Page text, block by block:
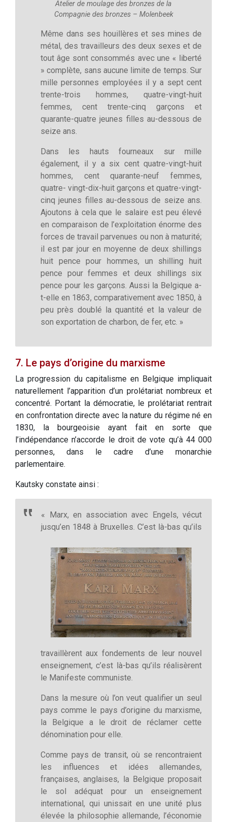
Atelier de moulage des bronzes de la
Compagnie des bronzes – Molenbeek
Même dans ses houillères et ses mines de
métal, des travailleurs des deux sexes et de
tout âge sont consommés avec une « liberté
» complète, sans aucune limite de temps. Sur
mille personnes employées il y a sept cent
trente-trois hommes, quatre-vingt-huit
femmes, cent trente-cinq garçons et
quarante-quatre jeunes filles au-dessous de
seize ans.
Dans les hauts fourneaux sur mille
également, il y a six cent quatre-vingt-huit
hommes, cent quarante-neuf femmes,
quatre- vingt-dix-huit garçons et quatre-vingt-
cinq jeunes filles au-dessous de seize ans.
Ajoutons à cela que le salaire est peu élevé
en comparaison de l’exploitation énorme des
forces de travail parvenues ou non à maturité;
il est par jour en moyenne de deux shillings
huit pence pour hommes, un shilling huit
pence pour femmes et deux shillings six
pence pour les garçons. Aussi la Belgique a-
t-elle en 1863, comparativement avec 1850, à
peu près doublé la quantité et la valeur de
son exportation de charbon, de fer, etc. »
7. Le pays d’origine du marxisme
La progression du capitalisme en Belgique impliquait
naturellement l’apparition d’un prolétariat nombreux et
concentré. Portant la démocratie, le prolétariat rentrait
en confrontation directe avec la nature du régime né en
1830, la bourgeoisie ayant fait en sorte que
l’indépendance n’accorde le droit de vote qu’à 44 000
personnes, dans le cadre d’une monarchie
parlementaire.
Kautsky constate ainsi :
« Marx, en association avec Engels, vécut
jusqu’en 1848 à Bruxelles. C’est là-bas qu’ils
travaillèrent aux fondements de leur nouvel
enseignement, c’est là-bas qu’ils réalisèrent
le Manifeste communiste.
Dans la mesure où l’on veut qualifier un seul
pays comme le pays d’origine du marxisme,
la Belgique a le droit de réclamer cette
dénomination pour elle.
Comme pays de transit, où se rencontraient
les influences et idées allemandes,
françaises, anglaises, la Belgique proposait
le sol adéquat pour un enseignement
international, qui unissait en une unité plus
élevée la philosophie allemande, l’économie